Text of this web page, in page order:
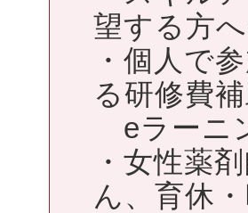
望する方
・個人で
る研修費
eラーニ
・女性薬
ん、育休